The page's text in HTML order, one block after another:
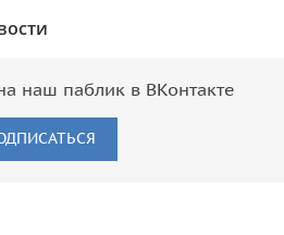
наш паблик в ВКонтакте